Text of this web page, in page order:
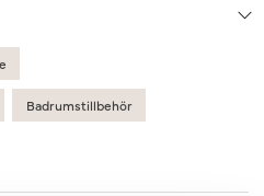
Badrumstillbehör